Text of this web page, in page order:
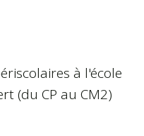
à l'école
(du CP au CM2)